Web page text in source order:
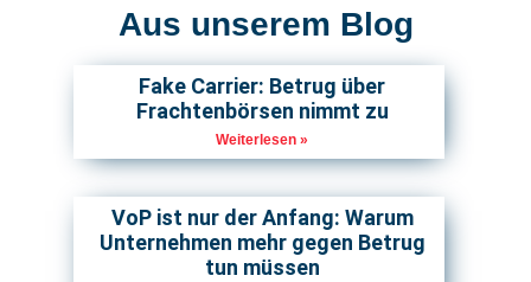
Aus unserem Blog
Fake Carrier: Betrug über
Frachtenbörsen nimmt zu​
Weiterlesen »
VoP ist nur der Anfang: Warum
Unternehmen mehr gegen Betrug
tun müssen